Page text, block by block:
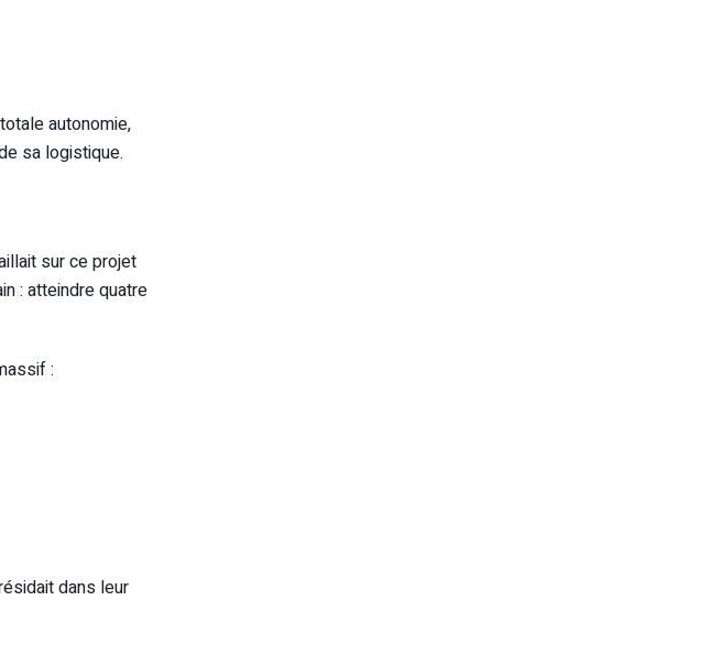
autonomie,
sa logistique.
sur ce projet
: atteindre quatre
:
dans leur